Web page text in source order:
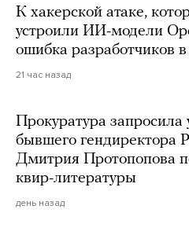
К хакерской атаке,
устроили ИИ-модели
ошибка разработчиков
21 час назад
Прокуратура запросила
бывшего гендиректора
Дмитрия Протопопова
квир-литературы
день назад